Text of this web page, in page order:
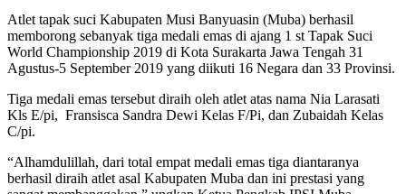
Atlet tapak suci Kabupaten Musi Banyuasin (Muba) berhasil
memborong sebanyak tiga medali emas di ajang 1 st Tapak Suci
World Championship 2019 di Kota Surakarta Jawa Tengah 31
Agustus-5 September 2019 yang diikuti 16 Negara dan 33 Provinsi.
Tiga medali emas tersebut diraih oleh atlet atas nama Nia Larasati
Kls E/pi, Fransisca Sandra Dewi Kelas F/Pi, dan Zubaidah Kelas
C/pi.
“Alhamdulillah, dari total empat medali emas tiga diantaranya
berhasil diraih atlet asal Kabupaten Muba dan ini prestasi yang